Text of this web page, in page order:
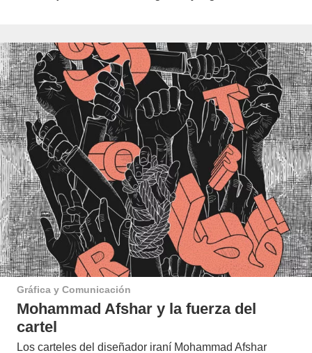
Gráfica y Comunicación
Mohammad Afshar y la fuerza del
cartel
Los carteles del diseñador iraní Mohammad Afshar